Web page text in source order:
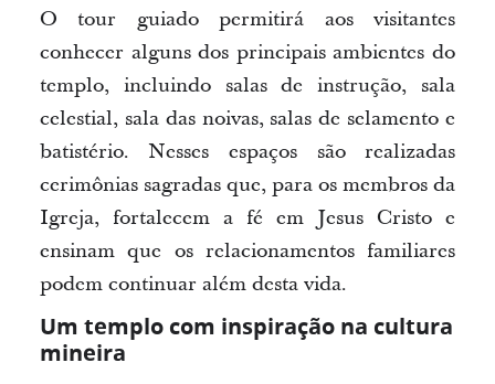
O tour guiado permitirá aos visitantes
conhecer alguns dos principais ambientes do
templo, incluindo salas de instrução, sala
celestial, sala das noivas, salas de selamento e
batistério. Nesses espaços são realizadas
cerimônias sagradas que, para os membros da
Igreja, fortalecem a fé em Jesus Cristo e
ensinam que os relacionamentos familiares
podem continuar além desta vida.
Um templo com inspiração na cultura
mineira